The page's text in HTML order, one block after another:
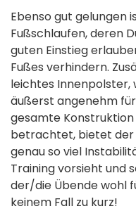
Ebenso gut gelungen
Fußschlaufen, deren
guten Einstieg
Fußes verhindern.
leichtes Innenpolster,
äußerst angenehm
gesamte Konstruktion
betrachtet, bietet der
genau so viel
Training vorsieht und
der/die Übende wohl
keinem­ Fall zu kurz!